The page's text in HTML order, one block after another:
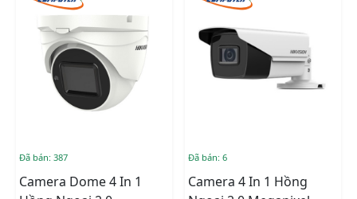
Đã bán: 387
Camera Dome 4 In 1
Đã bán: 6
Camera 4 In 1 Hồng